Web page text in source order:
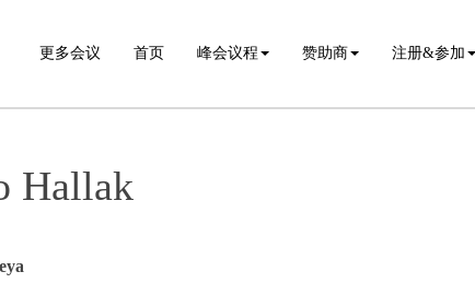
更多会议 首页 峰会议程 赞助商 注册&参加
Hallak